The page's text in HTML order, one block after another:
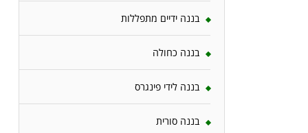
בננה ידיים מתפללות
בננה כחולה
בננה לידי פינגרס
בננה סורית